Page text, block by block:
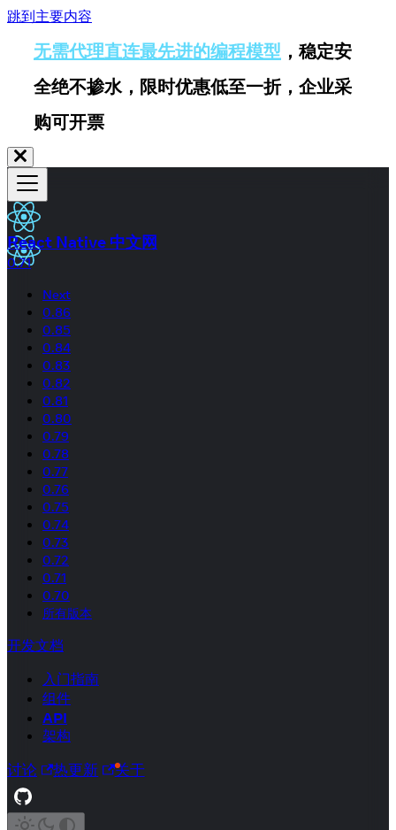
跳到主要内容
无需代理直连最先进的编程模型 ，稳定安
全绝不掺水，限时优惠低至一折，企业采
购可开票
React Native 中文网
0.71
Next
0.86
0.85
0.84
0.83
0.82
0.81
0.80
0.79
0.78
0.77
0.76
0.75
0.74
0.73
0.72
0.71
0.70
所有版本
开发文档
入门指南
组件
API
架构
讨论 热更新 关于